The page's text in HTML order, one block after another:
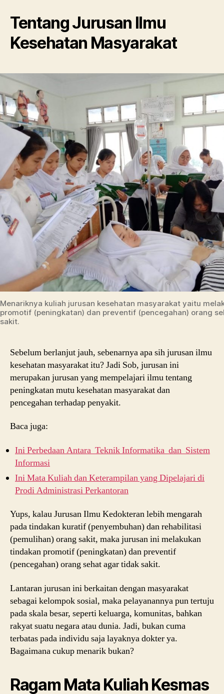
Tentang Jurusan Ilmu
Kesehatan Masyarakat
Menariknya kuliah jurusan kesehatan masyarakat yaitu
promotif (peningkatan) dan preventif (pencegahan) orang
sakit.
Sebelum berlanjut jauh, sebenarnya apa sih jurusan ilmu
kesehatan masyarakat itu? Jadi Sob, jurusan ini
merupakan jurusan yang mempelajari ilmu tentang
peningkatan mutu kesehatan masyarakat dan
pencegahan terhadap penyakit.
Baca juga:
Ini Perbedaan Antara Teknik Informatika dan Sistem
Informasi
Ini Mata Kuliah dan Keterampilan yang Dipelajari di
Prodi Administrasi Perkantoran
Yups, kalau Jurusan Ilmu Kedokteran lebih mengarah
pada tindakan kuratif (penyembuhan) dan rehabilitasi
(pemulihan) orang sakit, maka jurusan ini melakukan
tindakan promotif (peningkatan) dan preventif
(pencegahan) orang sehat agar tidak sakit.
Lantaran jurusan ini berkaitan dengan masyarakat
sebagai kelompok sosial, maka pelayanannya pun tertuju
pada skala besar, seperti keluarga, komunitas, bahkan
rakyat suatu negara atau dunia. Jadi, bukan cuma
terbatas pada individu saja layaknya dokter ya.
Bagaimana cukup menarik bukan?
Ragam Mata Kuliah Kesmas